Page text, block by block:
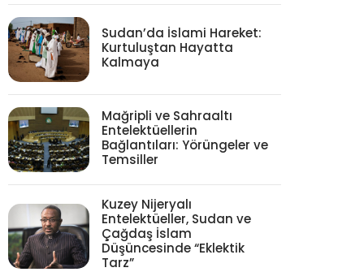
Sudan’da İslami Hareket:
Kurtuluştan Hayatta
Kalmaya
Mağripli ve Sahraaltı
Entelektüellerin
Bağlantıları: Yörüngeler ve
Temsiller
Kuzey Nijeryalı
Entelektüeller, Sudan ve
Çağdaş İslam
Düşüncesinde “Eklektik
Tarz”